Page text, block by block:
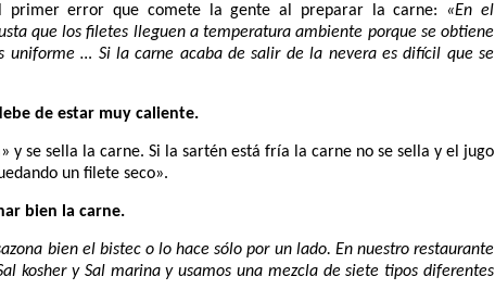
primer error que comete la gente al preparar la carne: «En el
que los filetes lleguen a temperatura ambiente porque se obtiene
uniforme … Si la carne acaba de salir de la nevera es difícil que se
de estar muy caliente.
y se sella la carne. Si la sartén está fría la carne no se sella y el jugo
un filete seco».
bien la carne.
bien el bistec o lo hace sólo por un lado. En nuestro restaurante
kosher y Sal marina y usamos una mezcla de siete tipos diferentes